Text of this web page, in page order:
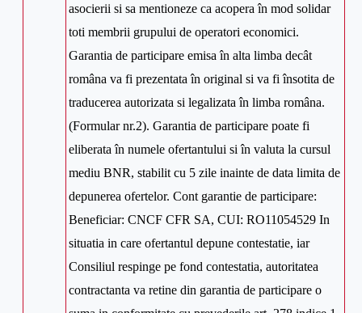
asocierii si sa mentioneze ca acopera în mod solidar
toti membrii grupului de operatori economici.
Garantia de participare emisa în alta limba decât
româna va fi prezentata în original si va fi însotita de
traducerea autorizata si legalizata în limba româna.
(Formular nr.2). Garantia de participare poate fi
eliberata în numele ofertantului si în valuta la cursul
mediu BNR, stabilit cu 5 zile inainte de data limita de
depunerea ofertelor. Cont garantie de participare:
Beneficiar: CNCF CFR SA, CUI: RO11054529 In
situatia in care ofertantul depune contestatie, iar
Consiliul respinge pe fond contestatia, autoritatea
contractanta va retine din garantia de participare o